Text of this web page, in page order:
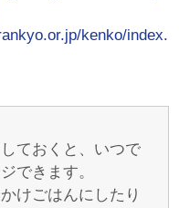
kenko/index.
ておくと、いつで
できます。
けごはんにしたり